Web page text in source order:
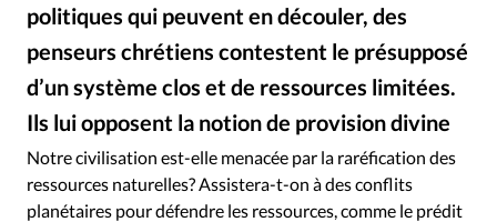
Se connecter
Édition: Internationale
Devise:
RUBRIQUES
Actualité chrétienne
Actualité internationale
Chronique
Culture
politiques qui peuvent en découler, des
penseurs chrétiens contestent le présupposé
d’un système clos et de ressources limitées.
Ils lui opposent la notion de provision divine
Notre civilisation est-elle menacée par la raréfication des
ressources naturelles? Assistera-t-on à des conflits
planétaires pour défendre les ressources, comme le prédit